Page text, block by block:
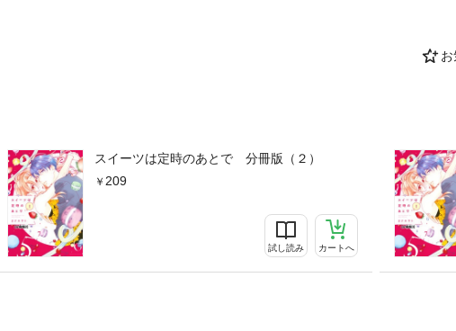
スイーツは定時のあとで 分冊版（２）
209
試し読み カートへ